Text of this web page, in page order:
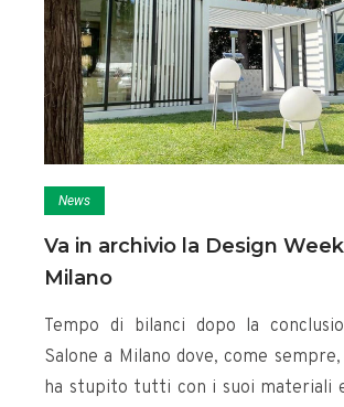
News
Va in archivio la Design
Milano
Tempo di bilanci dopo la
Salone a Milano dove, come
ha stupito tutti con i suoi materiali